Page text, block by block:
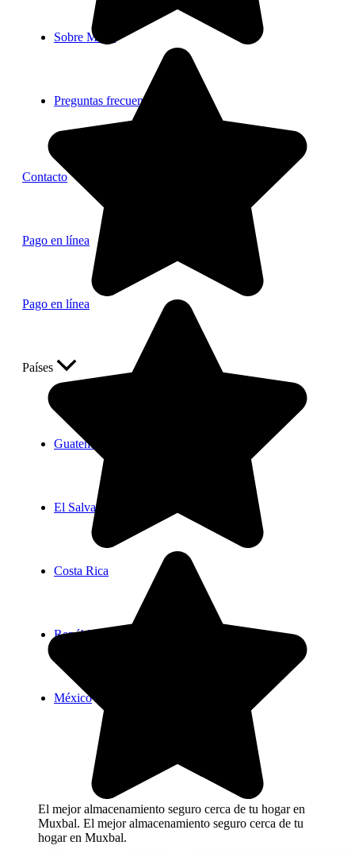
Sobre Mr. B
Preguntas frecuentes
Contacto
Pago en línea
Pago en línea
Países
Guatemala
El Salvador
Costa Rica
República Dominicana
México
El mejor almacenamiento seguro cerca de tu hogar en
Muxbal. El mejor almacenamiento seguro cerca de tu
hogar en Muxbal.